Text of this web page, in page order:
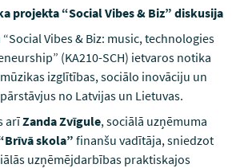
projekta “Social Vibes & Biz” diskusija
Vibes & Biz: music, technologies
(KA210-SCH) ietvaros notika
izglītības, sociālo inovāciju un
no Latvijas un Lietuvas.
arīZanda Zvīgule, sociālā uzņēmuma
skola” finanšu vadītāja, sniedzot
uzņēmējdarbības praktiskajos